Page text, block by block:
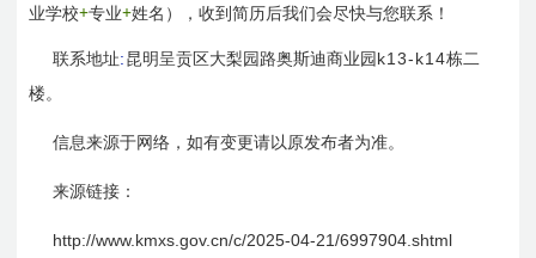
业学校+专业+姓名），收到简历后我们会尽快与您联系！
联系地址: 昆明呈贡区大梨园路奥斯迪商业园 k13-k14栋二
楼。
信息来源于网络，如有变更请以原发布者为准。
来源链接：
http://www.kmxs.gov.cn/c/2025-04-21/6997904.shtml